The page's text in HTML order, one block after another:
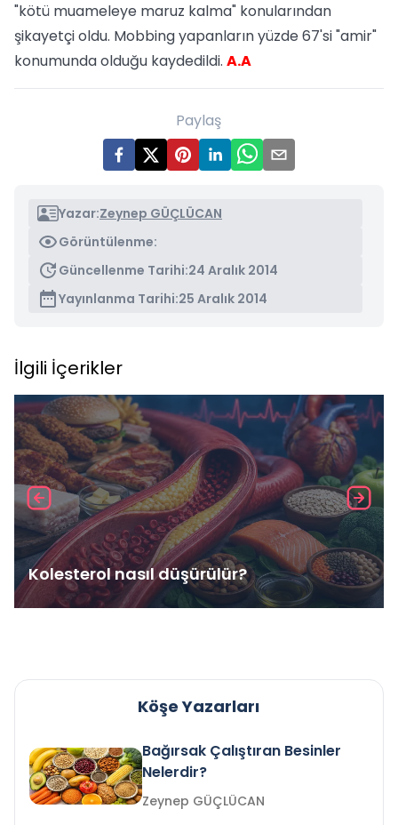
"kötü muameleye maruz kalma" konularından
şikayetçi oldu. Mobbing yapanların yüzde 67'si "amir"
konumunda olduğu kaydedildi. A.A
Paylaş
Yazar:Zeynep GÜÇLÜCAN
Görüntülenme:
Güncellenme Tarihi:24 Aralık 2014
Yayınlanma Tarihi:25 Aralık 2014
İlgili İçerikler
Kolesterol nasıl düşürülür?
Köşe Yazarları
Bağırsak Çalıştıran Besinler
Nelerdir?
Zeynep GÜÇLÜCAN